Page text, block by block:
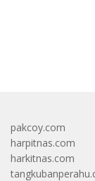
pakcoy.com
harpitnas.com
harkitnas.com